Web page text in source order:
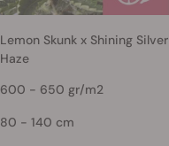
Lemon Skunk x Shining Silver
Haze
600 - 650 gr/m2
80 - 140 cm